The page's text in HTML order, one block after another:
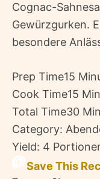
Cognac-
Gewürzgurken.
besondere
Prep Time15
Cook Time15
Total Time30
Category:
Yield: 4
Save This